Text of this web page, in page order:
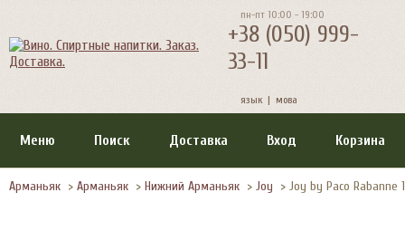
пн-пт 10:00 - 19:00
+38 (050) 999-
33-11
язык | мова
Меню Поиск Доставка Вход Корзина
Арманьяк > Арманьяк > Нижний Арманьяк > Joy > Joy by Paco Rabanne